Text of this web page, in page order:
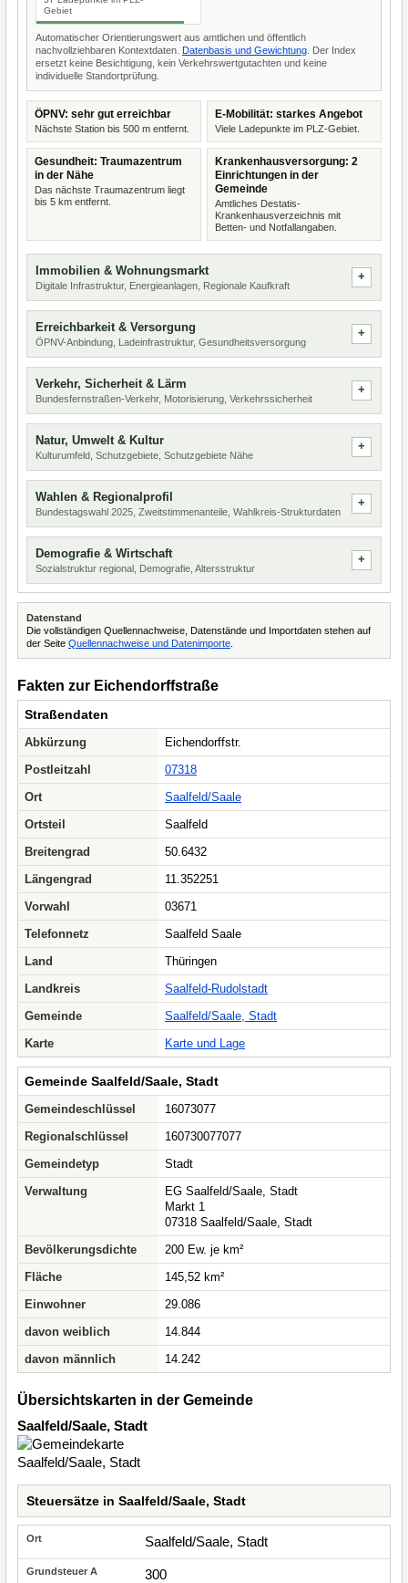
Gebiet
Automatischer Orientierungswert aus amtlichen und öffentlich
nachvollziehbaren Kontextdaten. Datenbasis und Gewichtung . Der Index
ersetzt keine Besichtigung, kein Verkehrswertgutachten und keine
individuelle Standortprüfung.
ÖPNV: sehr gut erreichbar
Nächste Station bis 500 m entfernt.
E-Mobilität: starkes Angebot
Viele Ladepunkte im PLZ-Gebiet.
Gesundheit: Traumazentrum
in der Nähe
Das nächste Traumazentrum liegt
bis 5 km entfernt.
Krankenhausversorgung: 2
Einrichtungen in der
Gemeinde
Amtliches Destatis-
Krankenhausverzeichnis mit
Betten- und Notfallangaben.
Immobilien & Wohnungsmarkt
Digitale Infrastruktur, Energieanlagen, Regionale Kaufkraft
Erreichbarkeit & Versorgung
ÖPNV-Anbindung, Ladeinfrastruktur, Gesundheitsversorgung
Verkehr, Sicherheit & Lärm
Bundesfernstraßen-Verkehr, Motorisierung, Verkehrssicherheit
Natur, Umwelt & Kultur
Kulturumfeld, Schutzgebiete, Schutzgebiete Nähe
Wahlen & Regionalprofil
Bundestagswahl 2025, Zweitstimmenanteile, Wahlkreis-Strukturdaten
Demografie & Wirtschaft
Sozialstruktur regional, Demografie, Altersstruktur
Datenstand
Die vollständigen Quellennachweise, Datenstände und Importdaten stehen auf
der Seite Quellennachweise und Datenimporte
Fakten zur Eichendorffstraße
Straßendaten
Abkürzung
Eichendorffstr.
Postleitzahl
07318
Ort
Saalfeld/Saale
Ortsteil
Saalfeld
Breitengrad
50.6432
Längengrad
11.352251
Vorwahl
03671
Telefonnetz
Saalfeld Saale
Land
Thüringen
Landkreis
Saalfeld-Rudolstadt
Gemeinde
Saalfeld/Saale, Stadt
Karte
Karte und Lage
Gemeinde Saalfeld/Saale, Stadt
Gemeindeschlüssel
16073077
Regionalschlüssel
160730077077
Gemeindetyp
Stadt
Verwaltung
EG Saalfeld/Saale, Stadt
Markt 1
07318 Saalfeld/Saale, Stadt
Bevölkerungsdichte
200 Ew. je km²
Fläche
145,52 km²
Einwohner
29.086
davon weiblich
14.844
davon männlich
14.242
Übersichtskarten in der Gemeinde
Saalfeld/Saale, Stadt
Steuersätze in Saalfeld/Saale, Stadt
Saalfeld/Saale, Stadt
300